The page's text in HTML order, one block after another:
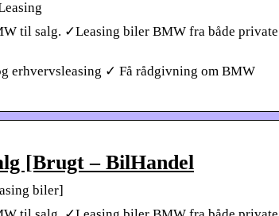
til salg. ✓Leasing biler BMW fra både private
erhvervsleasing ✓ Få rådgivning om BMW
[Brugt – BilHandel
biler]